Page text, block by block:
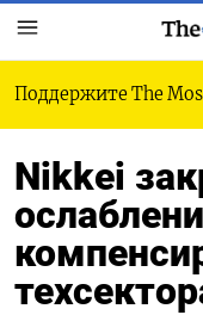
Поддержите The
Nikkei